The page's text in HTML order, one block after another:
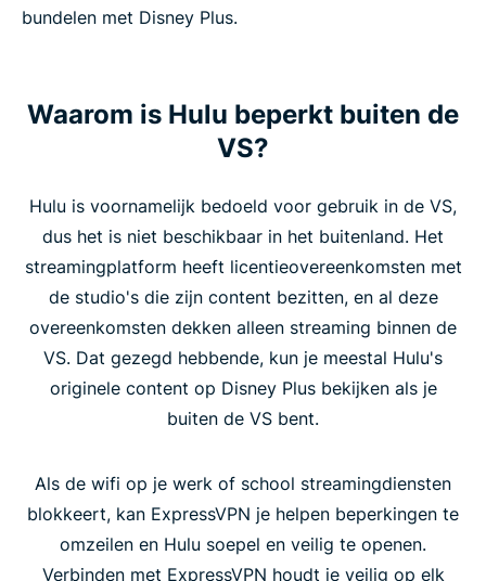
bundelen met Disney Plus.
Waarom is Hulu beperkt buiten de
VS?
Hulu is voornamelijk bedoeld voor gebruik in de VS,
dus het is niet beschikbaar in het buitenland. Het
streamingplatform heeft licentieovereenkomsten met
de studio's die zijn content bezitten, en al deze
overeenkomsten dekken alleen streaming binnen de
VS. Dat gezegd hebbende, kun je meestal Hulu's
originele content op Disney Plus bekijken als je
buiten de VS bent.
Als de wifi op je werk of school streamingdiensten
blokkeert, kan ExpressVPN je helpen beperkingen te
omzeilen en Hulu soepel en veilig te openen.
Verbinden met ExpressVPN houdt je veilig op elk